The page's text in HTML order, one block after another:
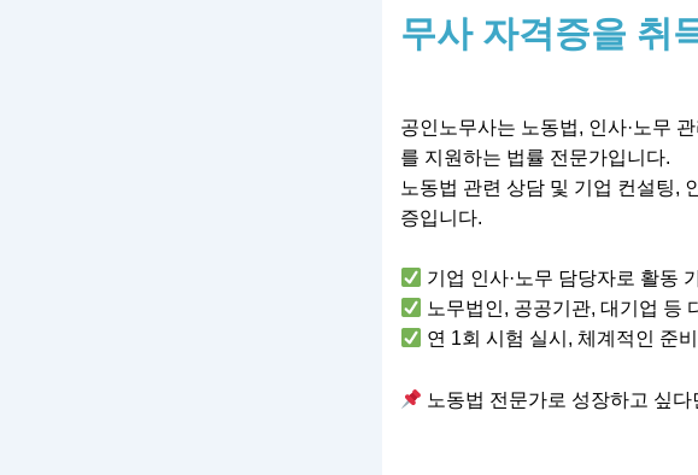
무사 자격증을 취
공인노무사는 노동법, 인사·노무
를 지원하는 법률 전문가입니다.
노동법 관련 상담 및 기업 컨설팅,
증입니다.
기업 인사·노무 담당자로 활동
노무법인, 공공기관, 대기업 등
연 1회 시험 실시, 체계적인 준
노동법 전문가로 성장하고 싶